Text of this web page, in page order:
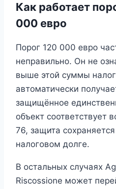
Как работает
000 евро
Порог 120 000 евро
неправильно. Он не
выше этой суммы
автоматически
защищённое
объект соответствует
76, защита
налоговом долге.
В остальных случаях
Riscossione может